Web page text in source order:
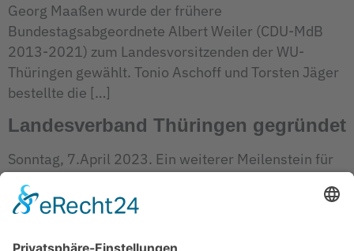
Georg Maaßen wurde der frühere
Bundestagsabgeordnete Albert Weiler (CDU-MdB
2013-2021) zum Landesvorsitzenden der WU-
Thüringen gewählt. Tonio Aschoff und Torsten Jäger
bestellte die […]
Landesverband Thüringen gegründet
Sonntag, 7.April 2023. Ein weiterer Meilenstein für
deutschlandweit erste Landesverband der Partei von
Gründungsmitgliedern einstimmig errichtet. In